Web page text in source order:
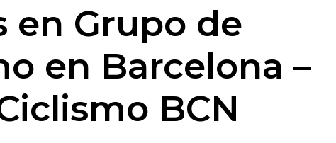
en Grupo de
en Barcelona –
BCN